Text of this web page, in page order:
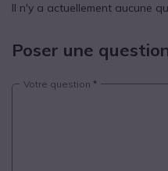
Il n'y a actuellement aucune
Poser une
Votre question